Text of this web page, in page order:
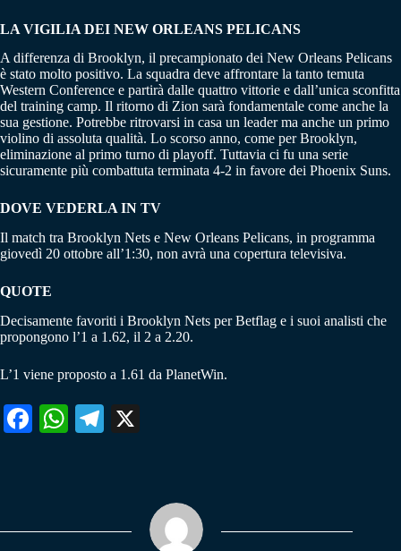
LA VIGILIA DEI NEW ORLEANS PELICANS
A differenza di Brooklyn, il precampionato dei New Orleans Pelicans
è stato molto positivo. La squadra deve affrontare la tanto temuta
Western Conference e partirà dalle quattro vittorie e dall’unica sconfitta
del training camp. Il ritorno di Zion sarà fondamentale come anche la
sua gestione. Potrebbe ritrovarsi in casa un leader ma anche un primo
violino di assoluta qualità. Lo scorso anno, come per Brooklyn,
eliminazione al primo turno di playoff. Tuttavia ci fu una serie
sicuramente più combattuta terminata 4-2 in favore dei Phoenix Suns.
DOVE VEDERLA IN TV
Il match tra Brooklyn Nets e New Orleans Pelicans, in programma
giovedì 20 ottobre all’1:30, non avrà una copertura televisiva.
QUOTE
Decisamente favoriti i Brooklyn Nets per Betflag e i suoi analisti che
propongono l’1 a 1.62, il 2 a 2.20.
L’1 viene proposto a 1.61 da PlanetWin.
Fa W
pp
Te
m